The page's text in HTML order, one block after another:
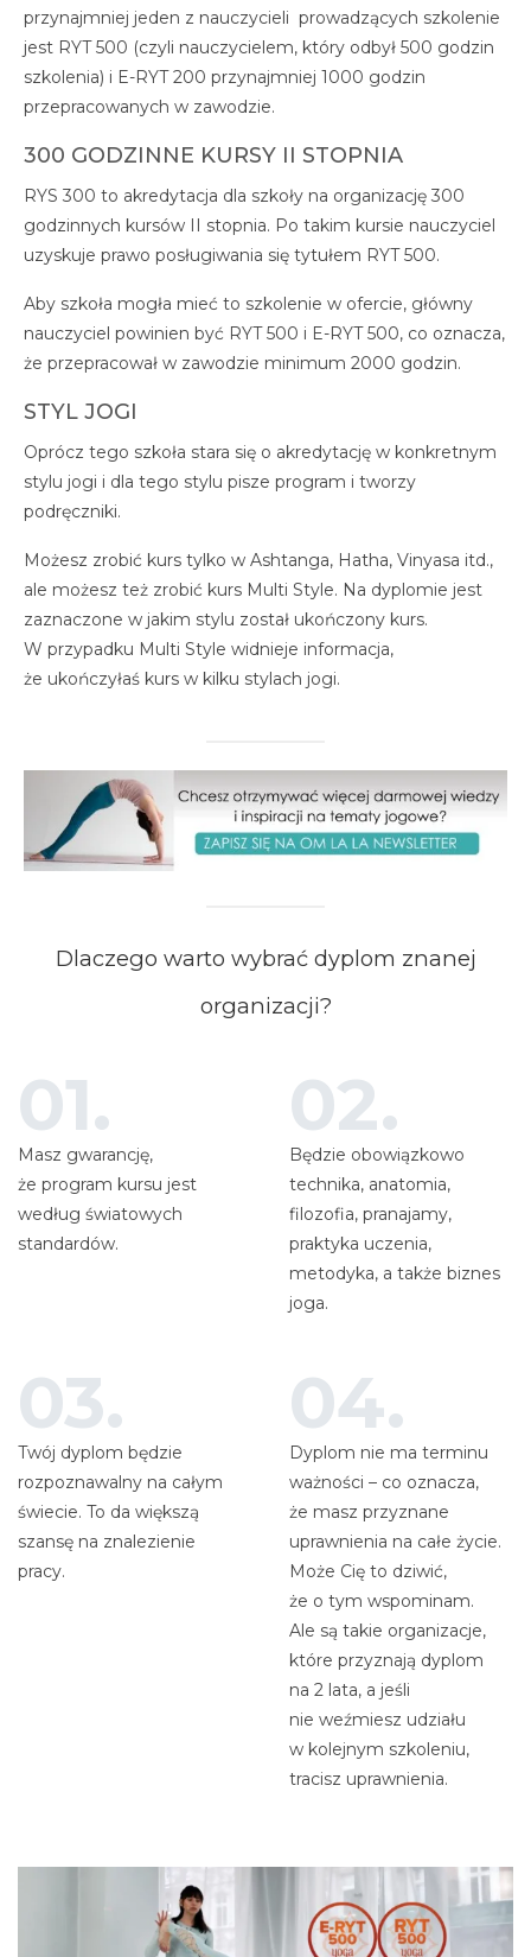
przynajmniej jeden z nauczycieli prowadzących szkolenie
jest RYT 500 (czyli nauczycielem, który odbył 500 godzin
szkolenia) i E-RYT 200 przynajmniej 1000 godzin
przepracowanych w zawodzie.
300 GODZINNE KURSY II STOPNIA
RYS 300 to akredytacja dla szkoły na organizację 300
godzinnych kursów II stopnia. Po takim kursie nauczyciel
uzyskuje prawo posługiwania się tytułem RYT 500.
Aby szkoła mogła mieć to szkolenie w ofercie, główny
nauczyciel powinien być RYT 500 i E-RYT 500, co oznacza,
że przepracował w zawodzie minimum 2000 godzin.
STYL JOGI
Oprócz tego szkoła stara się o akredytację w konkretnym
stylu jogi i dla tego stylu pisze program i tworzy
podręczniki.
Możesz zrobić kurs tylko w Ashtanga, Hatha, Vinyasa itd.,
ale możesz też zrobić kurs Multi Style. Na dyplomie jest
zaznaczone w jakim stylu został ukończony kurs.
W przypadku Multi Style widnieje informacja,
że ukończyłaś kurs w kilku stylach jogi.
Dlaczego warto wybrać dyplom znanej
organizacji?
01.
Masz gwarancję,
że program kursu jest
według światowych
standardów.
02.
Będzie obowiązkowo
technika, anatomia,
filozofia, pranajamy,
praktyka uczenia,
metodyka, a także biznes
joga.
03.
Twój dyplom będzie
rozpoznawalny na całym
świecie. To da większą
szansę na znalezienie
pracy.
04.
Dyplom nie ma terminu
ważności – co oznacza,
że masz przyznane
uprawnienia na całe życie.
Może Cię to dziwić,
że o tym wspominam.
Ale są takie organizacje,
które przyznają dyplom
na 2 lata, a jeśli
nie weźmiesz udziału
w kolejnym szkoleniu,
tracisz uprawnienia.